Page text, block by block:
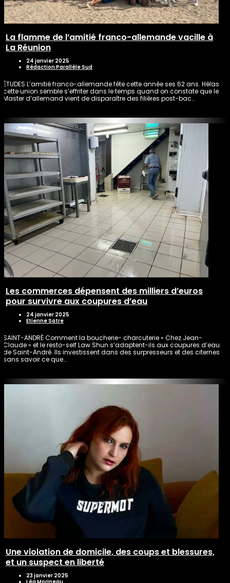
La flamme de l’amitié franco-allemande vacille à
La Réunion
24 janvier 2025
Rédaction Parallèle Sud
ÉTUDES L’amitié franco-allemande fête cette année ses 62 ans. Hélas
cette union semble s’effriter dans le temps quand on constate que le
Master d’allemand vient de disparaître des filières post-bac…
Les commerces dépensent des milliers d’euros
pour survivre aux coupures d’eau
24 janvier 2025
Etienne Satre
SAINT-ANDRÉ Comment la boucherie- charcuterie « Chez Jean-
Claude » et le resto-self Law Shun s’adaptent-ils aux coupures d’eau
de Saint-André. Ils investissent dans des surpresseurs et des citernes
sans savoir ce que…
Une violation de domicile, des coups et blessures,
et un suspect en liberté
23 janvier 2025